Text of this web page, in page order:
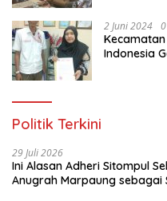
2 Juni 2024
Kecamatan
Indonesia
Politik Terkini
29 Juli 2026
Ini Alasan Adheri Sitompul
Anugrah Marpaung sebagai